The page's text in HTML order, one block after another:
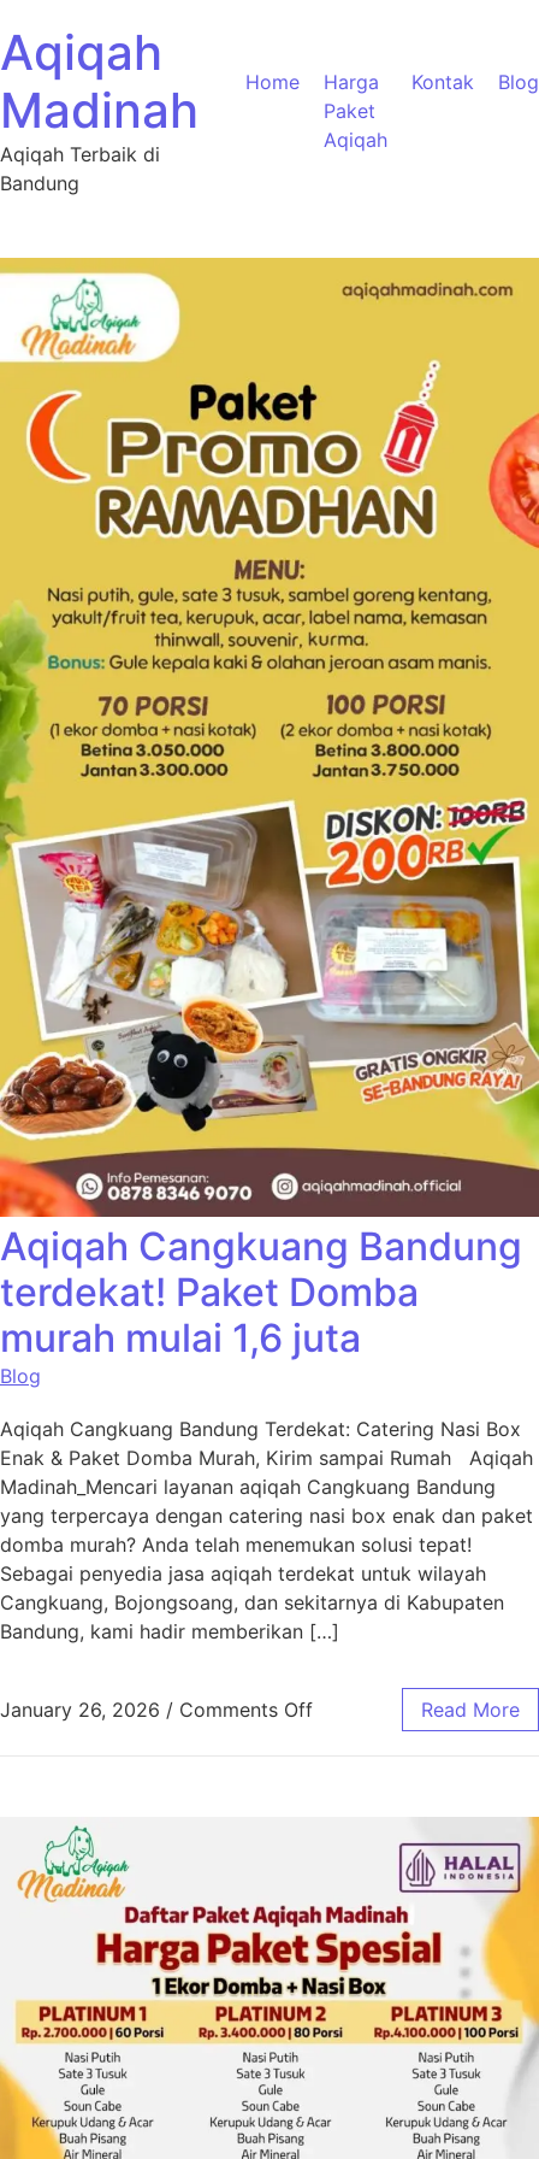
Aqiqah
Madinah
Aqiqah Terbaik di
Bandung
Home
Harga
Paket
Aqiqah
Kontak Blog
Aqiqah Cangkuang Bandung
terdekat! Paket Domba
murah mulai 1,6 juta
Blog
Aqiqah Cangkuang Bandung Terdekat: Catering Nasi Box
Enak & Paket Domba Murah, Kirim sampai Rumah Aqiqah
Madinah_Mencari layanan aqiqah Cangkuang Bandung
yang terpercaya dengan catering nasi box enak dan paket
domba murah? Anda telah menemukan solusi tepat!
Sebagai penyedia jasa aqiqah terdekat untuk wilayah
Cangkuang, Bojongsoang, dan sekitarnya di Kabupaten
Bandung, kami hadir memberikan […]
January 26, 2026 / Comments Off Read More